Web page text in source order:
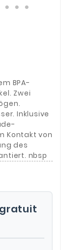
BPA-
Zwei
Inklusive
Kontakt von
des
nbsp